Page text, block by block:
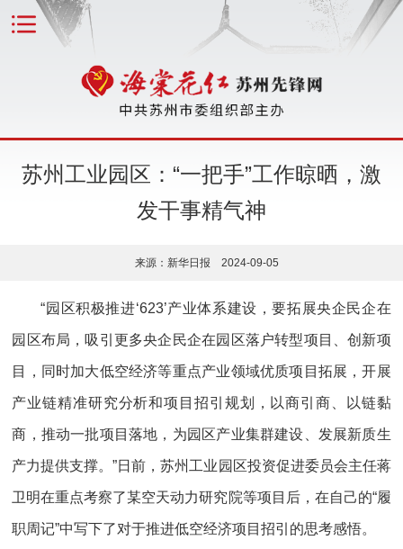
苏州工业园区：“一把手”工作晾晒，激
发干事精气神
来源：新华日报 2024-09-05
“园区积极推进‘623’产业体系建设，要拓展央企民企在
园区布局，吸引更多央企民企在园区落户转型项目、创新项
目，同时加大低空经济等重点产业领域优质项目拓展，开展
产业链精准研究分析和项目招引规划，以商引商、以链黏
商，推动一批项目落地，为园区产业集群建设、发展新质生
产力提供支撑。”日前，苏州工业园区投资促进委员会主任蒋
卫明在重点考察了某空天动力研究院等项目后，在自己的“履
职周记”中写下了对于推进低空经济项目招引的思考感悟。